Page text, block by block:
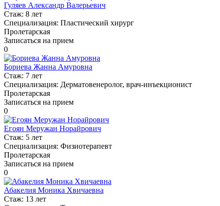
Гуляев Александр Валерьевич
Стаж: 8 лет
Специализация: Пластический хирург
Пролетарская
Записаться на прием
0
Бориева Жанна Амуровна
Стаж: 7 лет
Специализация: Дерматовенеролог, врач-инъекционист
Пролетарская
Записаться на прием
0
Егоян Меружан Норайрович
Стаж: 5 лет
Специализация: Физиотерапевт
Пролетарская
Записаться на прием
0
Абакелия Моника Хвичаевна
Стаж: 13 лет